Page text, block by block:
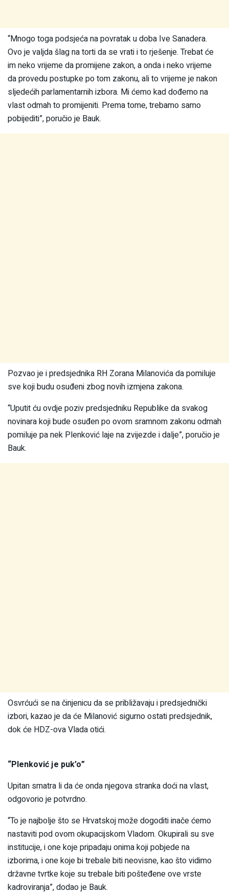
“Mnogo toga podsjeća na povratak u doba Ive Sanadera.
Ovo je valjda šlag na torti da se vrati i to rješenje. Trebat će
im neko vrijeme da promijene zakon, a onda i neko vrijeme
da provedu postupke po tom zakonu, ali to vrijeme je nakon
sljedećih parlamentarnih izbora. Mi ćemo kad dođemo na
vlast odmah to promijeniti. Prema tome, trebamo samo
pobijediti”, poručio je Bauk.
Pozvao je i predsjednika RH Zorana Milanovića da pomiluje
sve koji budu osuđeni zbog novih izmjena zakona.
“Uputit ću ovdje poziv predsjedniku Republike da svakog
novinara koji bude osuđen po ovom sramnom zakonu odmah
pomiluje pa nek Plenković laje na zvijezde i dalje”, poručio je
Bauk.
Osvrćući se na činjenicu da se približavaju i predsjednički
izbori, kazao je da će Milanović sigurno ostati predsjednik,
dok će HDZ-ova Vlada otići.
“Plenković je puk’o”
Upitan smatra li da će onda njegova stranka doći na vlast,
odgovorio je potvrdno.
“To je najbolje što se Hrvatskoj može dogoditi inače ćemo
nastaviti pod ovom okupacijskom Vladom. Okupirali su sve
institucije, i one koje pripadaju onima koji pobjede na
izborima, i one koje bi trebale biti neovisne, kao što vidimo
državne tvrtke koje su trebale biti pošteđene ove vrste
kadroviranja”, dodao je Bauk.